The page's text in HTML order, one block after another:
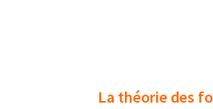
La théorie des